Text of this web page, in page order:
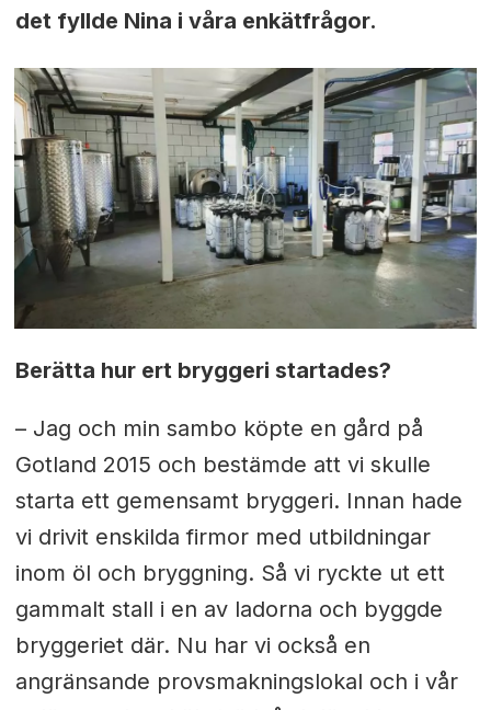
det fyllde Nina i våra enkätfrågor.
Berätta hur ert bryggeri startades?
– Jag och min sambo köpte en gård på
Gotland 2015 och bestämde att vi skulle
starta ett gemensamt bryggeri. Innan hade
vi drivit enskilda firmor med utbildningar
inom öl och bryggning. Så vi ryckte ut ett
gammalt stall i en av ladorna och byggde
bryggeriet där. Nu har vi också en
angränsande provsmakningslokal och i vår